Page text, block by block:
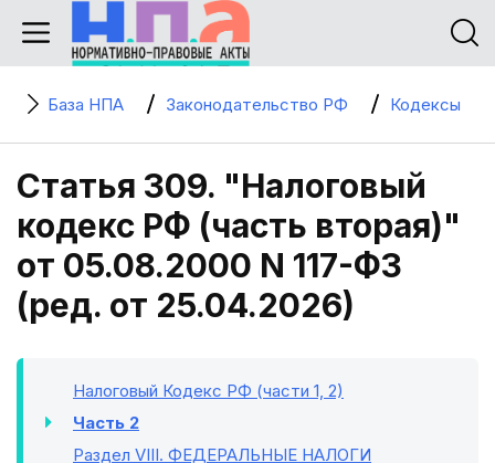
База НПА Законодательство РФ Кодексы
Статья 309. "Налоговый
кодекс РФ (часть вторая)"
от 05.08.2000 N 117-ФЗ
(ред. от 25.04.2026)
Налоговый Кодекс РФ (части 1, 2)
Часть 2
Раздел VIII. ФЕДЕРАЛЬНЫЕ НАЛОГИ